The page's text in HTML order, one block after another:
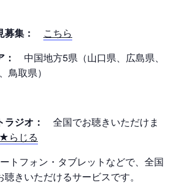
集：
こちら
中国地方5県（山口県、広島県、
鳥取県）
ラジオ： 全国でお聴きいただけま
らじる
トフォン・タブレットなどで、全国
聴きいただけるサービスです。